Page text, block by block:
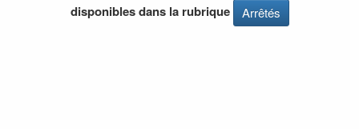
disponibles dans la rubrique
Arrêtés